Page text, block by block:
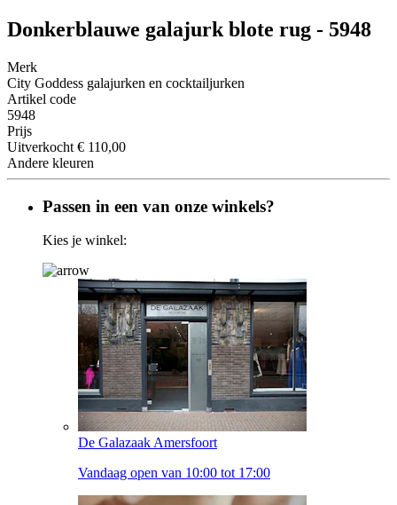
Donkerblauwe galajurk blote rug - 5948
Merk
City Goddess galajurken en cocktailjurken
Artikel code
5948
Prijs
Uitverkocht € 110,00
Andere kleuren
Passen in een van onze winkels?
Kies je winkel:
De Galazaak Amersfoort
Vandaag open van 10:00 tot 17:00